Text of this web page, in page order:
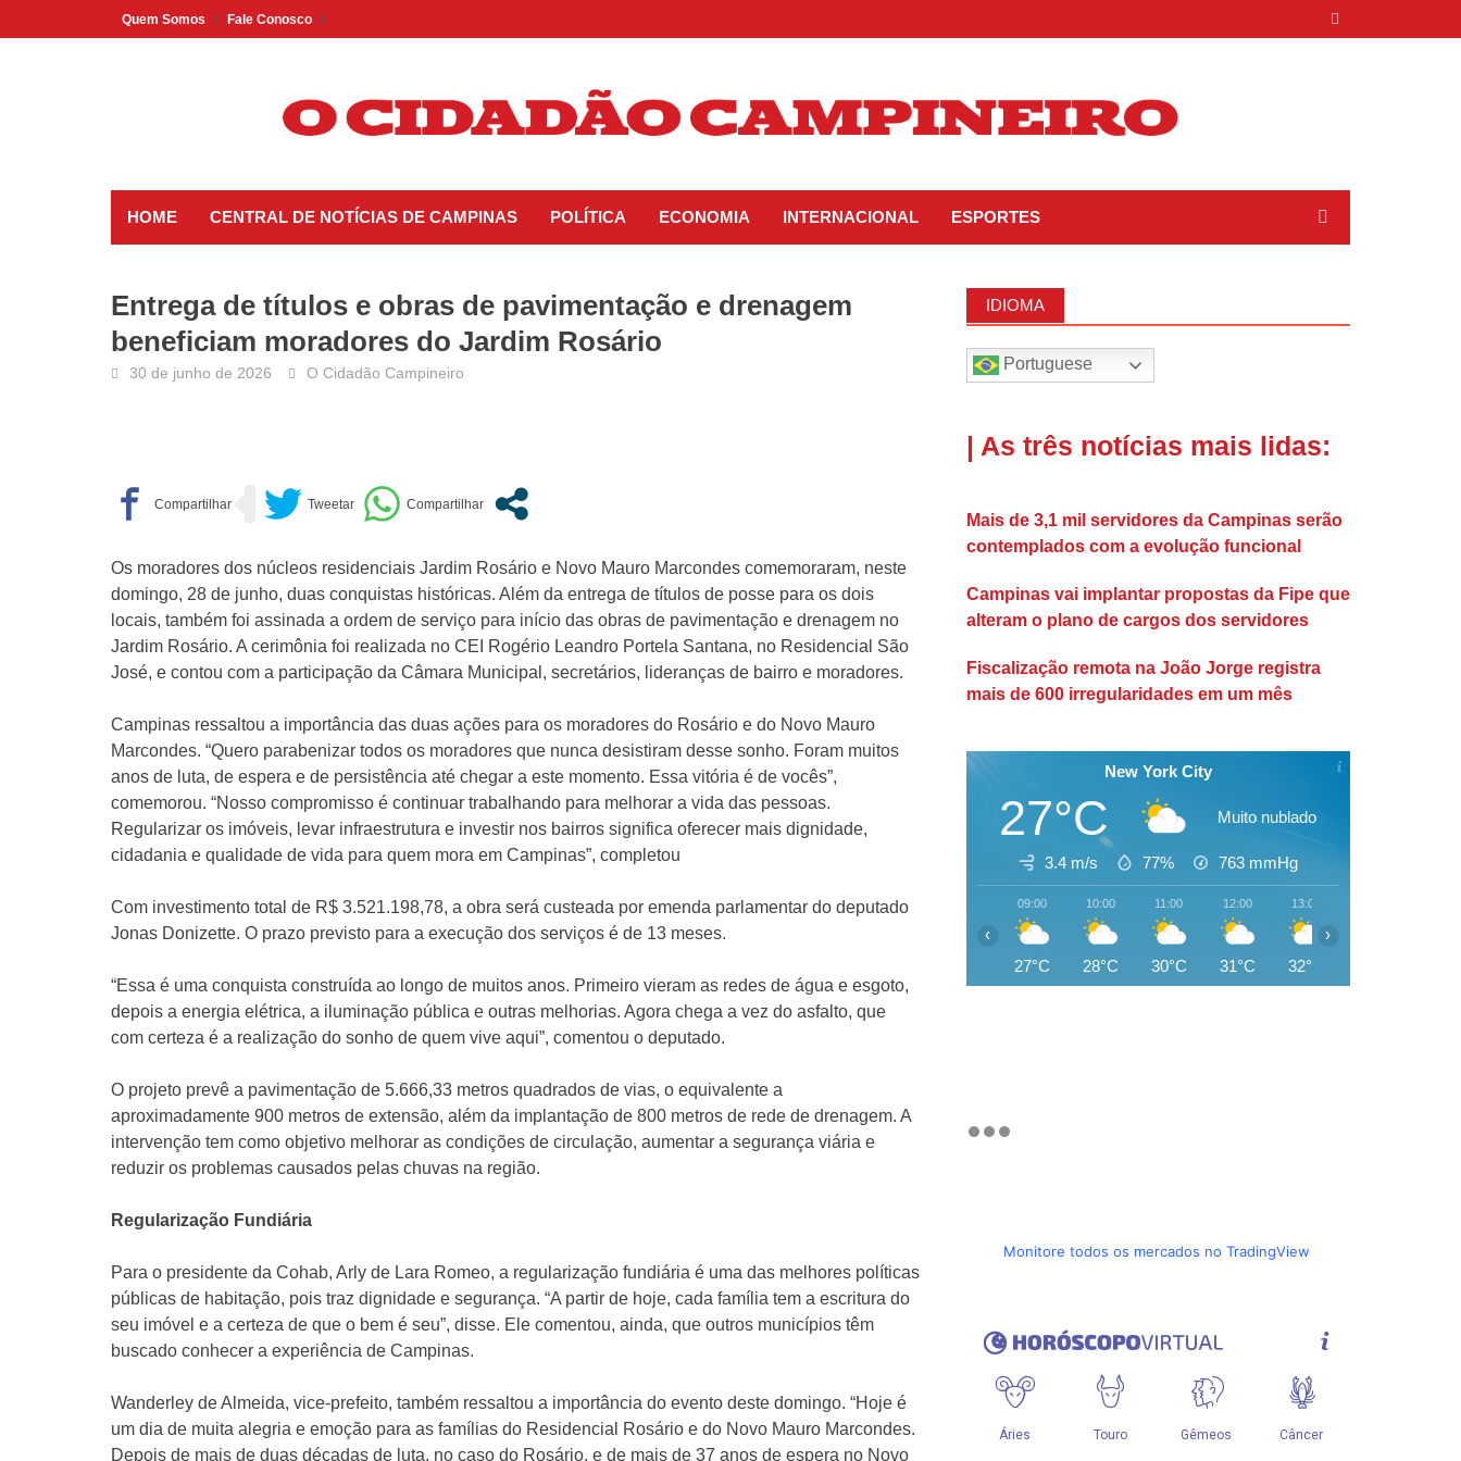
to
Quem Somos Fale Conosco
HOME CENTRAL DE NOTÍCIAS DE CAMPINAS POLÍTICA ECONOMIA INTERNACIONAL ESPORTES
Entrega de títulos e obras de pavimentação e drenagem
beneficiam moradores do Jardim Rosário
30 de junho de 2026 O Cidadão Campineiro
Os moradores dos núcleos residenciais Jardim Rosário e Novo Mauro Marcondes comemoraram, neste
domingo, 28 de junho, duas conquistas históricas. Além da entrega de títulos de posse para os dois
locais, também foi assinada a ordem de serviço para início das obras de pavimentação e drenagem no
Jardim Rosário. A cerimônia foi realizada no CEI Rogério Leandro Portela Santana, no Residencial São
José, e contou com a participação da Câmara Municipal, secretários, lideranças de bairro e moradores.
Campinas ressaltou a importância das duas ações para os moradores do Rosário e do Novo Mauro
Marcondes. “Quero parabenizar todos os moradores que nunca desistiram desse sonho. Foram muitos
anos de luta, de espera e de persistência até chegar a este momento. Essa vitória é de vocês”,
comemorou. “Nosso compromisso é continuar trabalhando para melhorar a vida das pessoas.
Regularizar os imóveis, levar infraestrutura e investir nos bairros significa oferecer mais dignidade,
cidadania e qualidade de vida para quem mora em Campinas”, completou
Com investimento total de R$ 3.521.198,78, a obra será custeada por emenda parlamentar do deputado
Jonas Donizette. O prazo previsto para a execução dos serviços é de 13 meses.
“Essa é uma conquista construída ao longo de muitos anos. Primeiro vieram as redes de água e esgoto,
depois a energia elétrica, a iluminação pública e outras melhorias. Agora chega a vez do asfalto, que
com certeza é a realização do sonho de quem vive aqui”, comentou o deputado.
O projeto prevê a pavimentação de 5.666,33 metros quadrados de vias, o equivalente a
aproximadamente 900 metros de extensão, além da implantação de 800 metros de rede de drenagem. A
intervenção tem como objetivo melhorar as condições de circulação, aumentar a segurança viária e
reduzir os problemas causados pelas chuvas na região.
Regularização Fundiária
Para o presidente da Cohab, Arly de Lara Romeo, a regularização fundiária é uma das melhores políticas
públicas de habitação, pois traz dignidade e segurança. “A partir de hoje, cada família tem a escritura do
seu imóvel e a certeza de que o bem é seu”, disse. Ele comentou, ainda, que outros municípios têm
buscado conhecer a experiência de Campinas.
Wanderley de Almeida, vice-prefeito, também ressaltou a importância do evento deste domingo. “Hoje é
um dia de muita alegria e emoção para as famílias do Residencial Rosário e do Novo Mauro Marcondes.
Depois de mais de duas décadas de luta, no caso do Rosário, e de mais de 37 anos de espera no Novo
IDIOMA
Portuguese
| As três notícias mais lidas:
Mais de 3,1 mil servidores da Campinas serão
contemplados com a evolução funcional
Campinas vai implantar propostas da Fipe que
alteram o plano de cargos dos servidores
Fiscalização remota na João Jorge registra
mais de 600 irregularidades em um mês
New York City
27°C Muito nublado
3.4 m/s 77% 763 mmHg
09:00
27°C
10:00
28°C
11:00
30°C
12:00
31°C
13:00
32°C
‹ ›
Monitore todos os mercados no TradingView